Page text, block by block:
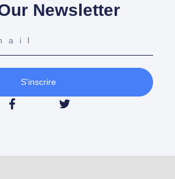
Newsletter
S'inscrire